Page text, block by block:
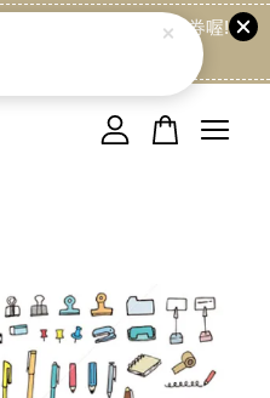
領取專屬折扣券喔!
還是空的。